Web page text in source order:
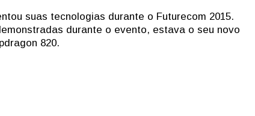
suas tecnologias durante o Futurecom 2015.
durante o evento, estava o seu novo
820.